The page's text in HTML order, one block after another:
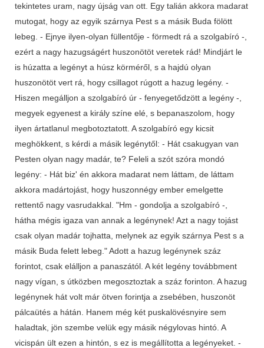
tekintetes uram, nagy újság van ott. Egy talián akkora madarat
mutogat, hogy az egyik szárnya Pest s a másik Buda fölött
lebeg. - Ejnye ilyen-olyan füllentője - förmedt rá a szolgabíró -,
ezért a nagy hazugságért huszonötöt veretek rád! Mindjárt le
is húzatta a legényt a húsz körméről, s a hajdú olyan
huszonötöt vert rá, hogy csillagot rúgott a hazug legény. -
Hiszen megálljon a szolgabíró úr - fenyegetődzött a legény -,
megyek egyenest a király színe elé, s bepanaszolom, hogy
ilyen ártatlanul megbotoztatott. A szolgabíró egy kicsit
meghökkent, s kérdi a másik legénytől: - Hát csakugyan van
Pesten olyan nagy madár, te? Feleli a szót szóra mondó
legény: - Hát biz' én akkora madarat nem láttam, de láttam
akkora madártojást, hogy huszonnégy ember emelgette
rettentő nagy vasrudakkal. "Hm - gondolja a szolgabíró -,
hátha mégis igaza van annak a legénynek! Azt a nagy tojást
csak olyan madár tojhatta, melynek az egyik szárnya Pest s a
másik Buda felett lebeg." Adott a hazug legénynek száz
forintot, csak elálljon a panaszától. A két legény továbbment
nagy vígan, s útközben megosztoztak a száz forinton. A hazug
legénynek hát volt már ötven forintja a zsebében, huszonöt
pálcaütés a hátán. Hanem még két puskalövésnyire sem
haladtak, jön szembe velük egy másik négylovas hintó. A
vicispán ült ezen a hintón, s ez is megállította a legényeket. -